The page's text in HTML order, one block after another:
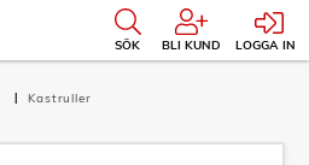
SÖK BLI KUND LOGGA IN
Kastruller